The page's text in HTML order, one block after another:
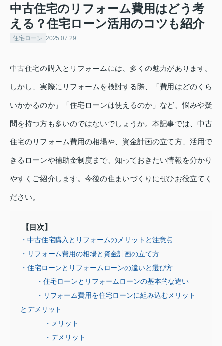
中古住宅のリフォーム費用はどう考
える？住宅ローン活用のコツも紹介
住宅ローン 2025.07.29
中古住宅の購入とリフォームには、多くの魅力があります。
しかし、実際にリフォームを検討する際、「費用はどのくら
いかかるのか」「住宅ローンは使えるのか」など、悩みや疑
問を持つ方も多いのではないでしょうか。本記事では、中古
住宅のリフォーム費用の相場や、資金計画の立て方、活用で
きるローンや補助金制度まで、知っておきたい情報を分かり
やすくご紹介します。今後の住まいづくりにぜひお役立てく
ださい。
【目次】
・中古住宅購入とリフォームのメリットと注意点
・リフォーム費用の相場と資金計画の立て方
・住宅ローンとリフォームローンの違いと選び方
・住宅ローンとリフォームローンの基本的な違い
・リフォーム費用を住宅ローンに組み込むメリット
とデメリット
・メリット
・デメリット